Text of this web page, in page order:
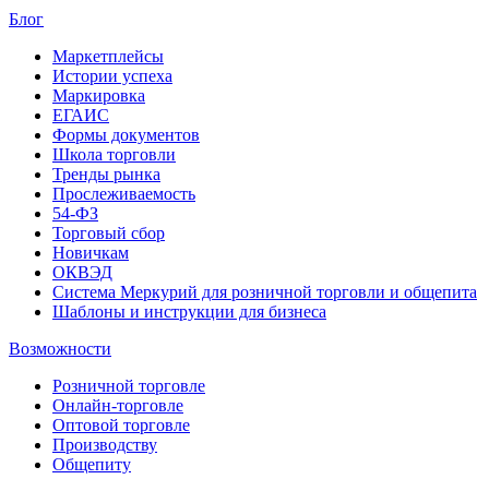
Блог
Маркетплейсы
Истории успеха
Маркировка
ЕГАИС
Формы документов
Школа торговли
Тренды рынка
Прослеживаемость
54-ФЗ
Торговый сбор
Новичкам
ОКВЭД
Система Меркурий для розничной торговли и общепита
Шаблоны и инструкции для бизнеса
Возможности
Розничной торговле
Онлайн-торговле
Оптовой торговле
Производству
Общепиту